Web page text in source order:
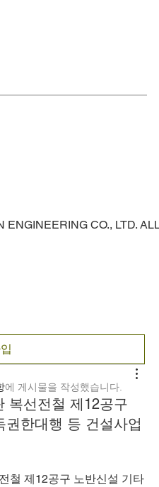
에 게시물을 작성했습니다.
복선전철 제12공구
한대행 등 건설사업
철 제12공구 노반신설 기타
CO., LTD.